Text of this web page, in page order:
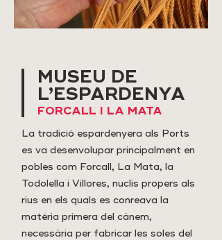
MUSEU DE
L’ESPARDENYA
FORCALL I LA MATA
La tradició espardenyera als Ports
es va desenvolupar principalment en
pobles com Forcall, La Mata, la
Todolella i Villores, nuclis propers als
rius en els quals es conreava la
matèria primera del cànem,
necessària per fabricar les soles del